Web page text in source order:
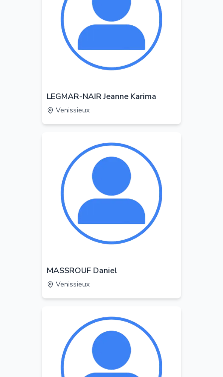
LEGMAR-NAIR Jeanne Karima
Venissieux
MASSROUF Daniel
Venissieux